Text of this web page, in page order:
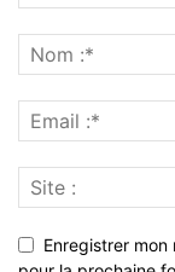
Enregistrer